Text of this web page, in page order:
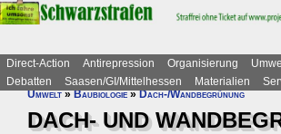
Direct-Action Antirepression Organisierung
Debatten
Saasen/GI/Mittelhessen Materialien
Umwelt»Baubiologie»Dach-/Wandbegrünung
DACH- UND